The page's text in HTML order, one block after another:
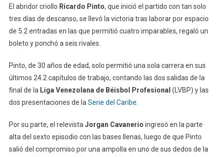
El abridor criollo Ricardo Pinto, que inició el partido con tan solo
tres días de descanso, se llevó la victoria tras laborar por espacio
de 5.2 entradas en las que permitió cuatro imparables, regaló un
boleto y ponchó a seis rivales.
Pinto, de 30 años de edad, solo permitió una sola carrera en sus
últimos 24.2 capítulos de trabajo, contando las dos salidas de la
final de la Liga Venezolana de Béisbol Profesional (LVBP) y las
dos presentaciones de laSerie del Caribe.
Por su parte, el relevistaJorgan Cavanerio ingresó en la parte
alta del sexto episodio con las bases llenas, luego de que Pinto
salió del compromiso por una ampolla en uno de sus dedos de la